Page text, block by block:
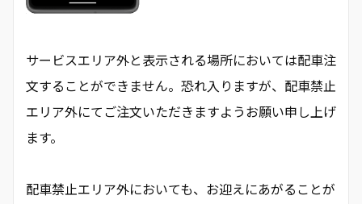
サービスエリア外と表示される場所においては配車注
文することができません。恐れ入りますが、配車禁止
エリア外にてご注文いただきますようお願い申し上げ
ます。
配車禁止エリア外においても、お迎えにあがることが